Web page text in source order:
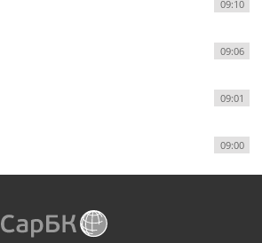
09:10
09:06
09:01
09:00